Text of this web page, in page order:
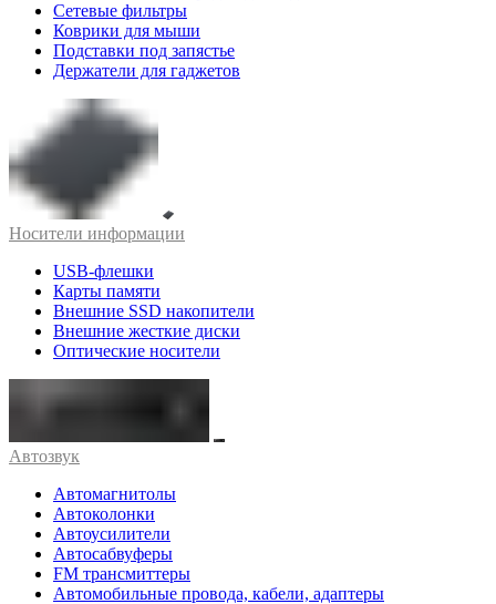
Сетевые фильтры
Коврики для мыши
Подставки под запястье
Держатели для гаджетов
Носители информации
USB-флешки
Карты памяти
Внешние SSD накопители
Внешние жесткие диски
Оптические носители
Автозвук
Автомагнитолы
Автоколонки
Автоусилители
Автосабвуферы
FM трансмиттеры
Автомобильные провода, кабели, адаптеры